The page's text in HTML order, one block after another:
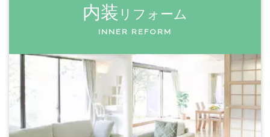
内装 リフォーム
INNER REFORM